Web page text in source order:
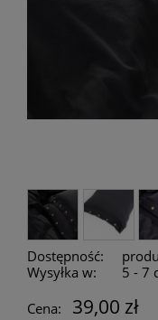
Dostępność:
Wysyłka w:
5 - 7
Cena:
39,00 zł